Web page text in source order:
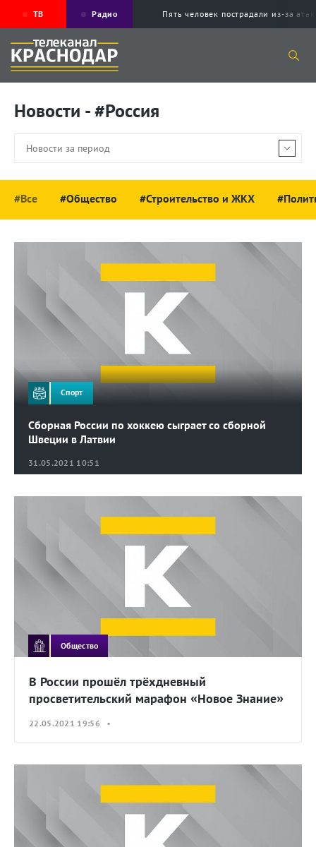
ТВ Радио Пять человек пострадали из-за
Новости - #Россия
#Все #Общество #Строительство и ЖКХ
31.05.2021 10:51
Сборная России по хоккею сыграет со сборной
Швеции в Латвии
Спорт
Общество
В России прошёл трёхдневный
просветительский марафон «Новое Знание»
22.05.2021 19:56 •